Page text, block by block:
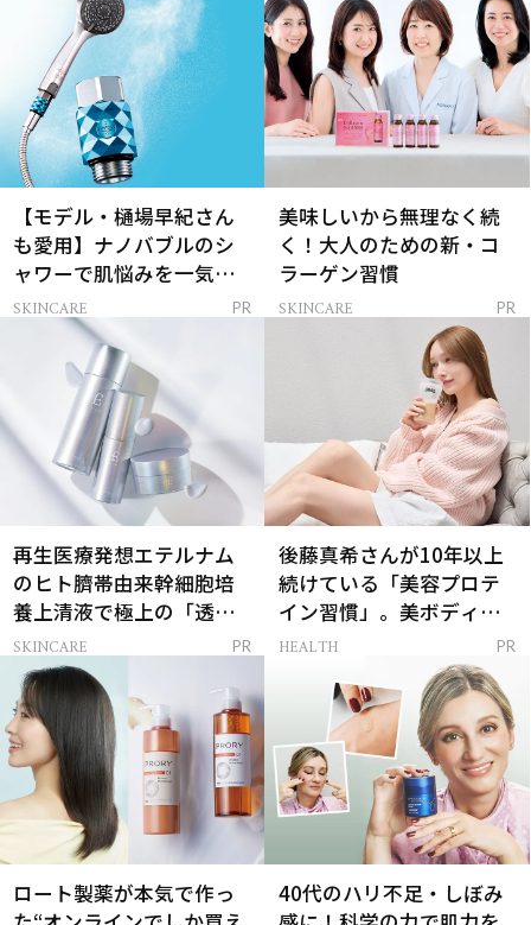
【モデル・樋場早紀さん
も愛用】ナノバブルのシ
ャワーで肌悩みを一気に
解決
SKINCARE PR
美味しいから無理なく続
く！大人のための新・コ
ラーゲン習慣
SKINCARE PR
再生医療発想エテルナム
のヒト臍帯由来幹細胞培
養上清液で極上の「透明
感ハリ肌」へ
SKINCARE PR
後藤真希さんが10年以上
続けている「美容プロテ
イン習慣」。美ボディを
支える朝ルーティンと
HEALTH PR
ロート製薬が本気で作っ
40代のハリ不足・しぼみ